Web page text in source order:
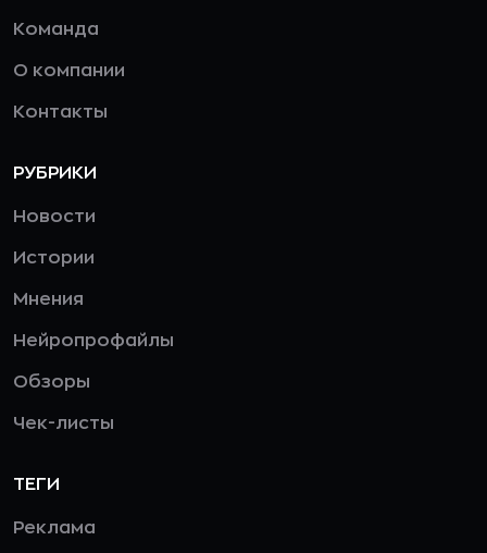
Команда
О компании
Контакты
РУБРИКИ
Новости
Истории
Мнения
Нейропрофайлы
Обзоры
Чек-листы
ТЕГИ
Реклама